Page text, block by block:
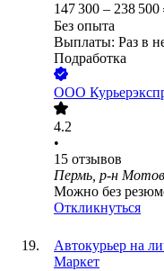
147 300 – 238 500
Без опыта
Выплаты: Раз в
Подработка
ООО
4.2
•
15 отзывов
Пермь, р-н
Можно без
Откликнуться
Автокурьер на
Маркет